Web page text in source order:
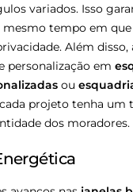
variados. Isso
mesmo tempo em
Além disso,
personalização em
ou
projeto tenha um
dos moradores.